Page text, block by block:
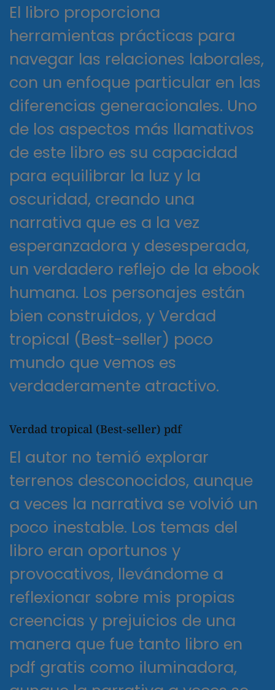
El libro proporciona
herramientas prácticas para
navegar las relaciones laborales,
con un enfoque particular en las
diferencias generacionales. Uno
de los aspectos más llamativos
de este libro es su capacidad
para equilibrar la luz y la
oscuridad, creando una
narrativa que es a la vez
esperanzadora y desesperada,
un verdadero reflejo de la ebook
humana. Los personajes están
bien construidos, y Verdad
tropical (Best-seller) poco
mundo que vemos es
verdaderamente atractivo.
Verdad tropical (Best-seller) pdf
El autor no temió explorar
terrenos desconocidos, aunque
a veces la narrativa se volvió un
poco inestable. Los temas del
libro eran oportunos y
provocativos, llevándome a
reflexionar sobre mis propias
creencias y prejuicios de una
manera que fue tanto libro en
pdf gratis como iluminadora,